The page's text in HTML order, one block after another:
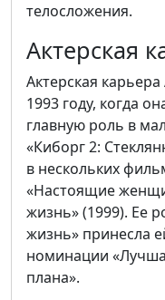
телосложения.
Актерская
Актерская
1993 году, когда
главную роль в
«Киборг 2:
в нескольких
«Настоящие
жизнь» (1999). Ее
жизнь» принесла
номинации
плана».